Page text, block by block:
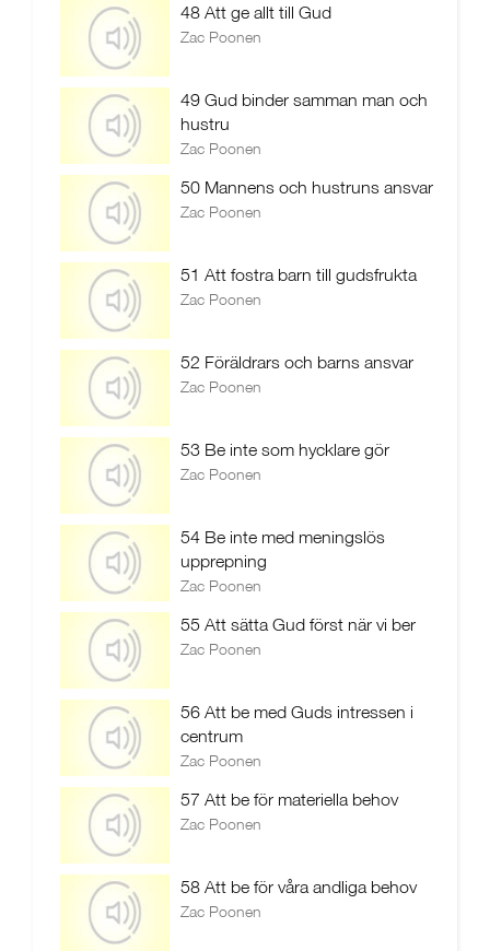
48 Att ge allt till Gud
Zac Poonen
49 Gud binder samman man och
hustru
Zac Poonen
50 Mannens och hustruns ansvar
Zac Poonen
51 Att fostra barn till gudsfrukta
Zac Poonen
52 Föräldrars och barns ansvar
Zac Poonen
53 Be inte som hycklare gör
Zac Poonen
54 Be inte med meningslös
upprepning
Zac Poonen
55 Att sätta Gud först när vi ber
Zac Poonen
56 Att be med Guds intressen i
centrum
Zac Poonen
57 Att be för materiella behov
Zac Poonen
58 Att be för våra andliga behov
Zac Poonen